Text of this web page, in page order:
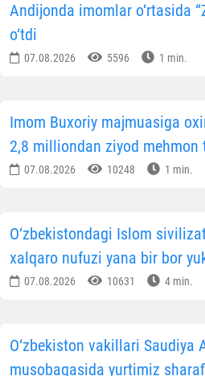
Andijonda imomlar o‘rtasida
o‘tdi
07.08.2026 5596 1 min.
Imom Buxoriy majmuasiga
2,8 milliondan ziyod mehmon
07.08.2026 10248 1 min.
O‘zbekistondagi Islom
xalqaro nufuzi yana bir bor
07.08.2026 10631 4 min.
O‘zbekiston vakillari Saudiya
musobaqasida yurtimiz